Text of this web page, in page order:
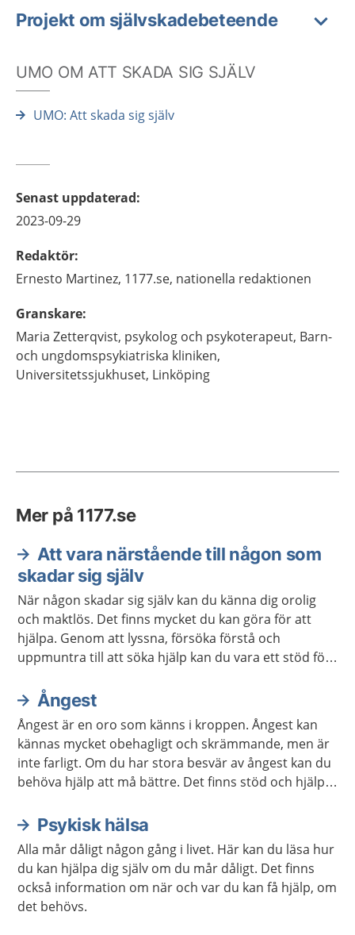
Projekt om självskadebeteende
UMO OM ATT SKADA SIG SJÄLV
UMO: Att skada sig själv
Senast uppdaterad:
2023-09-29
Redaktör:
Ernesto Martinez, 1177.se, nationella redaktionen
Granskare:
Maria Zetterqvist, psykolog och psykoterapeut, Barn-
och ungdomspsykiatriska kliniken,
Universitetssjukhuset, Linköping
Mer på 1177.se
Att vara närstående till någon som
skadar sig själv
När någon skadar sig själv kan du känna dig orolig
och maktlös. Det finns mycket du kan göra för att
hjälpa. Genom att lyssna, försöka förstå och
uppmuntra till att söka hjälp kan du vara ett stöd för
för att orka vara ett bra stöd.
Ångest
Ångest är en oro som känns i kroppen. Ångest kan
kännas mycket obehagligt och skrämmande, men är
inte farligt. Om du har stora besvär av ångest kan du
behöva hjälp att må bättre. Det finns stöd och hjälp
Psykisk hälsa
Alla mår dåligt någon gång i livet. Här kan du läsa hur
du kan hjälpa dig själv om du mår dåligt. Det finns
också information om när och var du kan få hjälp, om
det behövs.